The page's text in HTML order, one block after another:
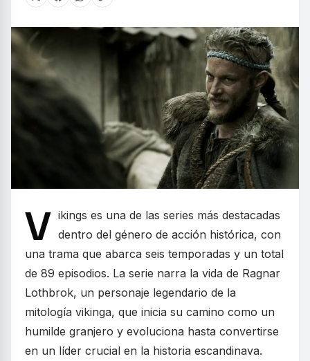
V ikings es una de las series más destacadas
dentro del género de acción histórica, con
una trama que abarca seis temporadas y un total
de 89 episodios. La serie narra la vida de Ragnar
Lothbrok, un personaje legendario de la
mitología vikinga, que inicia su camino como un
humilde granjero y evoluciona hasta convertirse
en un líder crucial en la historia escandinava.